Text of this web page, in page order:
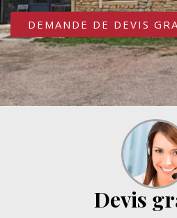
DEMANDE DE DEVIS
Devis